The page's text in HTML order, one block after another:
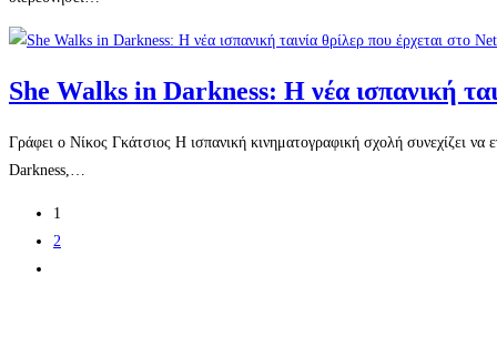
She Walks in Darkness: Η νέα ισπανική
Γράφει ο Νίκος Γκάτσιος Η ισπανική κινηματογραφική σχολή συνεχίζει να
Darkness,…
1
2